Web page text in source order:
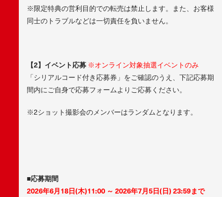
※限定特典の営利目的での転売は禁止します。また、お客様
同士のトラブルなどは一切責任を負いません。
【2】イベント応募 ※オンライン対象抽選イベントのみ
「シリアルコード付き応募券」をご確認のうえ、下記応募期
間内にご自身で応募フォームよりご応募ください。
※2ショット撮影会のメンバーはランダムとなります。
■応募期間
2026年6月18日(木)11:00 ～ 2026年7月5日(日) 23:59まで